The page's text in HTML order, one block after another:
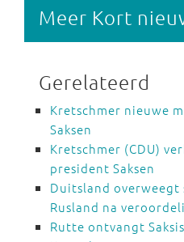
Meer Kort
Gerelateerd
Kretschmer nieuwe
Saksen
Kretschmer (CDU)
president Saksen
Duitsland overweegt
Rusland na
Rutte ontvangt